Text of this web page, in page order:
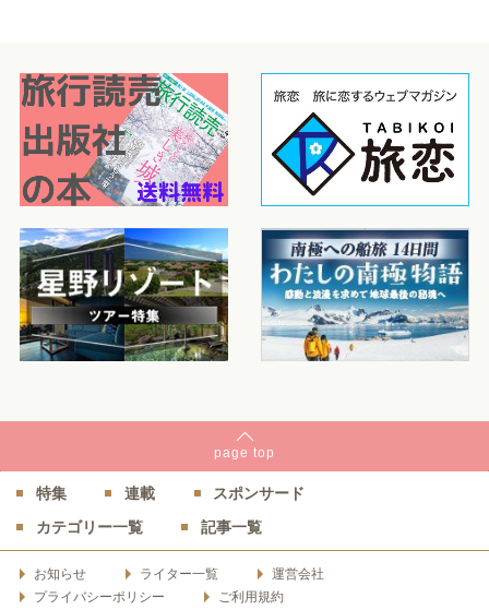
page top
特集 連載
スポンサード
カテゴリー一覧
記事一覧
お知らせ ライター一覧
運営会社
プライバシーポリシー
ご利用規約